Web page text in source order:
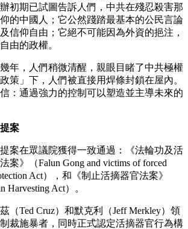
辦初期已試圖告訴人們，中共在殘忍殺害那
的中國人；它公然踐踏最基本的公民言論
信仰自由；它絕不可能因為外資的挹注，
由的政權。
年，人們稍微清醒，親眼目睹了中共極權
策」下，人們被直接用焊條封鎖在屋內。
：通過強力的控制可以塑造並主導未來的
案
案在眾議院獲得一致通過：《法輪功及活
案》（Falun Gong and victims of forced
Act），和《制止活摘器官法案》
Harvesting Act）。
（Ted Cruz）和默克利（Jeff Merkley）領
裁施暴者，同時正式認定活摘器官行為構